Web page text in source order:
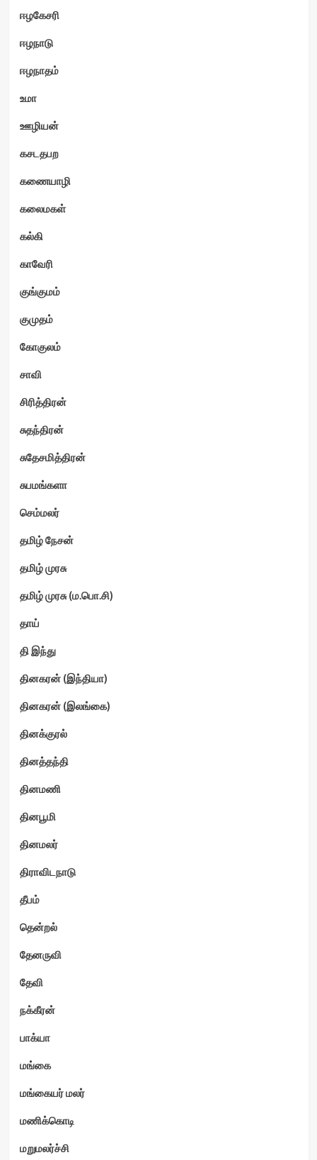
ஈழகேசரி
ஈழநாடு
ஈழநாதம்
உமா
ஊழியன்
கசடதபற
கணையாழி
கலைமகள்
கல்கி
காவேரி
குங்குமம்
குமுதம்
கோகுலம்
சாவி
சிரித்திரன்
சுதந்திரன்
சுதேசமித்திரன்
சுபமங்களா
செம்மலர்
தமிழ் நேசன்
தமிழ் முரசு
தமிழ் முரசு (ம.பொ.சி)
தாய்
தி இந்து
தினகரன் (இந்தியா)
தினகரன் (இலங்கை)
தினக்குரல்
தினத்தந்தி
தினமணி
தினபூமி
தினமலர்
திராவிடநாடு
தீபம்
தென்றல்
தேனருவி
தேவி
நக்கீரன்
பாக்யா
மங்கை
மங்கையர் மலர்
மணிக்கொடி
மறுமலர்ச்சி